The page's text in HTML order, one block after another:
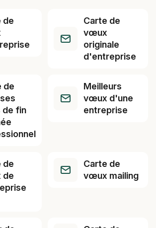
de
Carte de
vœux
originale
d'entreprise
de
fin
Meilleurs
vœux d'une
entreprise
de
de
Carte de
vœux mailing